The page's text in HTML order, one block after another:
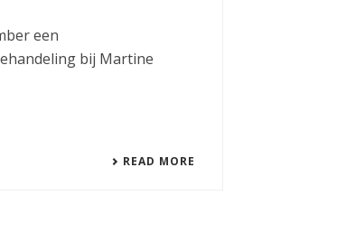
een
bij Martine
READ MORE